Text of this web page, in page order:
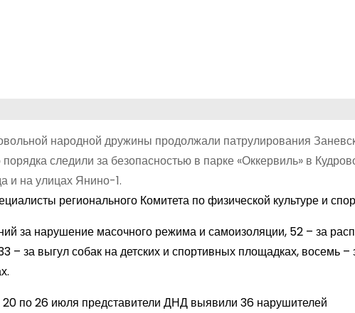
народной дружины продолжали патрулирования
следили за безопасностью в парке «Оккервиль» в
и на улицах Янино-1.
регионального Комитета по физической культуре и
за нарушение масочного режима и самоизоляции, 52 – за
– за выгул собак на детских и спортивных площадках, восемь –
по 26 июля представители ДНД выявили 36 нарушителей